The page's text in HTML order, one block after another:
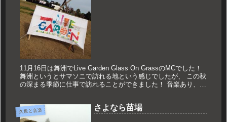
11月16日は舞洲でLive Garden Glass On GrassのMCでした！
舞洲というとサマソニで訪れる地という感じでしたが、 この秋
の深まる季節に仕事で訪れることができました！ 音楽あり、
久世と音楽 さよなら苗場